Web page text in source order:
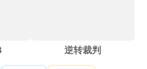
逆转裁判